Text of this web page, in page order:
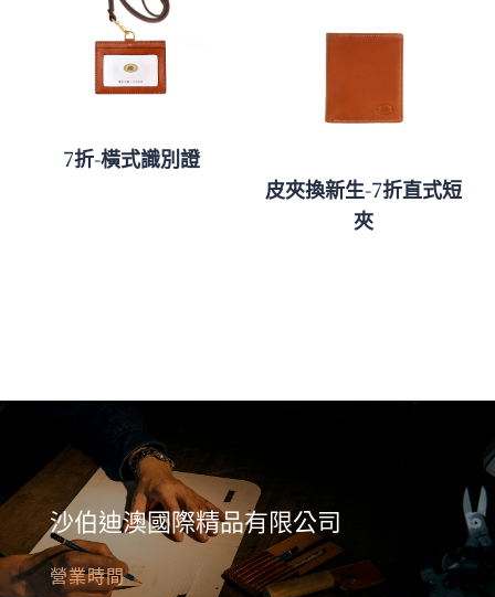
7折-橫式識別證
皮夾換新生-7折直式短
夾
沙伯迪澳國際精品有限公司
營業時間